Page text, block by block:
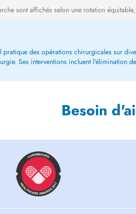
sont affichés selon une rotation
pratique des opérations chirurgicales sur
Ses interventions incluent l'élimination
Besoin